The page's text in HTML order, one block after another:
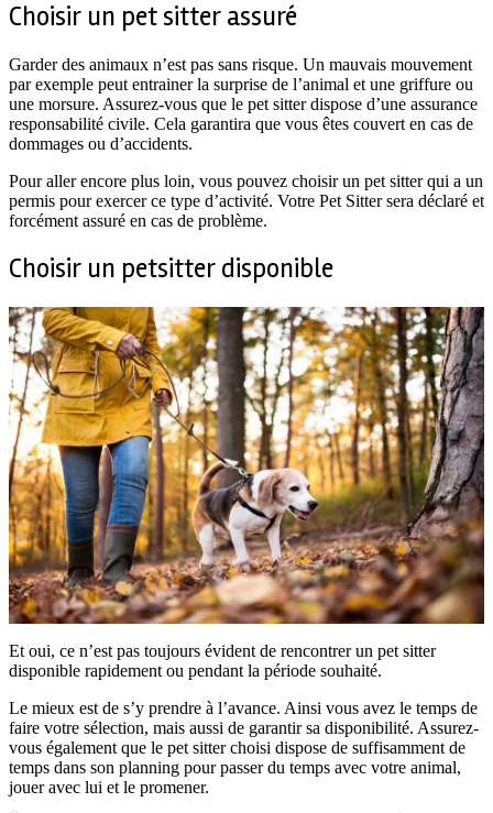
Choisir un pet sitter assuré
Garder des animaux n’est pas sans risque. Un mauvais mouvement
par exemple peut entrainer la surprise de l’animal et une griffure ou
une morsure. Assurez-vous que le pet sitter dispose d’une assurance
responsabilité civile. Cela garantira que vous êtes couvert en cas de
dommages ou d’accidents.
Pour aller encore plus loin, vous pouvez choisir un pet sitter qui a un
permis pour exercer ce type d’activité. Votre Pet Sitter sera déclaré et
forcément assuré en cas de problème.
Choisir un petsitter disponible
Et oui, ce n’est pas toujours évident de rencontrer un pet sitter
disponible rapidement ou pendant la période souhaité.
Le mieux est de s’y prendre à l’avance. Ainsi vous avez le temps de
faire votre sélection, mais aussi de garantir sa disponibilité. Assurez-
vous également que le pet sitter choisi dispose de suffisamment de
temps dans son planning pour passer du temps avec votre animal,
jouer avec lui et le promener.